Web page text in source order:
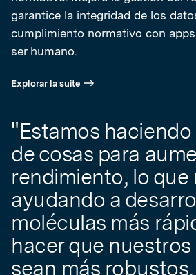
garantice la integridad de los
cumplimiento normativo con
ser humano.
Explorar la suite
"Estamos
de cosas para
rendimiento, lo que
ayudando a
moléculas más
hacer que
sean más